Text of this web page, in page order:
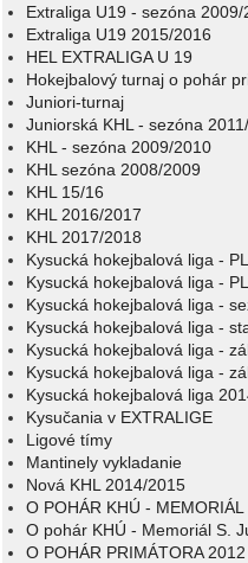
Extraliga U19 - sezóna 2009/
Extraliga U19 2015/2016
HEL EXTRALIGA U 19
Hokejbalový turnaj o pohár
Juniori-turnaj
Juniorská KHL - sezóna
KHL - sezóna 2009/2010
KHL sezóna 2008/2009
KHL 15/16
KHL 2016/2017
KHL 2017/2018
Kysucká hokejbalová liga -
Kysucká hokejbalová liga -
Kysucká hokejbalová liga -
Kysucká hokejbalová liga -
Kysucká hokejbalová liga -
Kysucká hokejbalová liga -
Kysucká hokejbalová liga
Kysučania v EXTRALIGE
Ligové tímy
Mantinely vykladanie
Nová KHL 2014/2015
O POHÁR KHÚ - MEMORIÁL
O pohár KHÚ - Memoriál S.
O POHÁR PRIMÁTORA 2012